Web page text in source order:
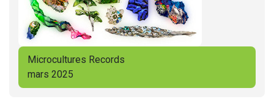
Microcultures Records
mars 2025